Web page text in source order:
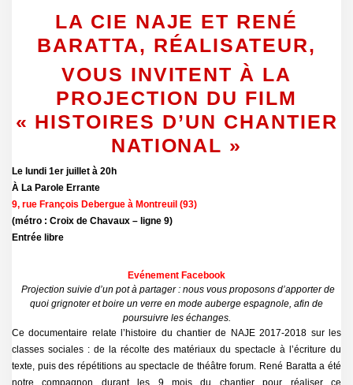
LA CIE NAJE ET RENÉ
BARATTA, RÉALISATEUR,
VOUS INVITENT À LA
PROJECTION DU FILM
« HISTOIRES D’UN CHANTIER
NATIONAL »
Le lundi 1er juillet à 20h
À La Parole Errante
9, rue François Debergue à Montreuil (93)
(métro : Croix de Chavaux – ligne 9)
Entrée libre
Evénement Facebook
Projection suivie d’un pot à partager : nous vous proposons d’apporter de
quoi grignoter et boire un verre en mode auberge espagnole, afin de
poursuivre les échanges.
Ce documentaire relate l’histoire du chantier de NAJE 2017-2018 sur les
classes sociales : de la récolte des matériaux du spectacle à l’écriture du
texte, puis des répétitions au spectacle de théâtre forum. René Baratta a été
notre compagnon durant les 9 mois du chantier pour réaliser ce